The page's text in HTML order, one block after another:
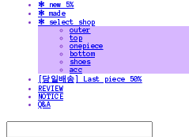
✻ new 5%
✻ made
✻ select shop
outer
top
onepiece
bottom
shoes
acc
[당일배송] Last piece 50%
REVIEW
NOTICE
Q&A